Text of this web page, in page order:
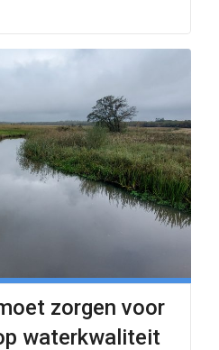
zorgen voor
waterkwaliteit